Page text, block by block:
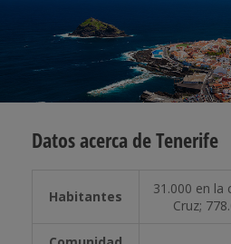
Datos acerca de Tenerife
Habitantes
31.000 en la
Cruz;